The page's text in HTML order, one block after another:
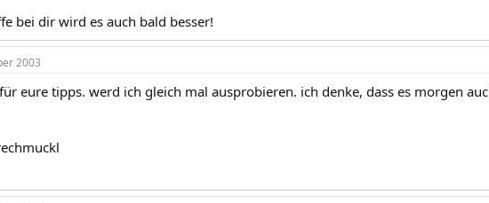
bei dir wird es auch bald besser!
2003
eure tipps. werd ich gleich mal ausprobieren. ich denke, dass es morgen